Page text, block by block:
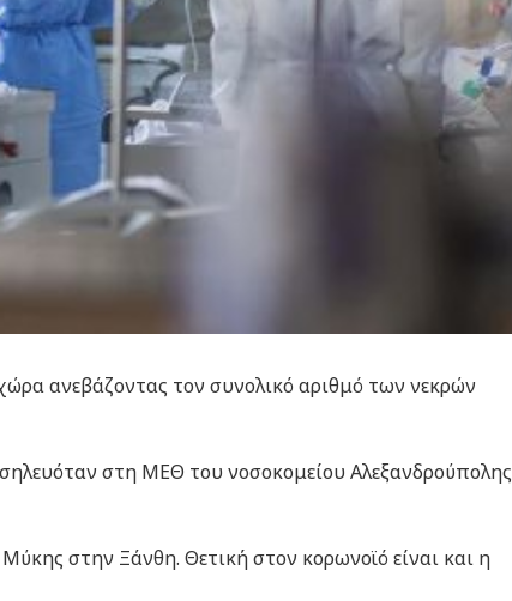
ανεβάζοντας τον συνολικό αριθμό των νεκρών
στη ΜΕΘ του νοσοκομείου Αλεξανδρούπολης
στην Ξάνθη. Θετική στον κορωνοϊό είναι και η